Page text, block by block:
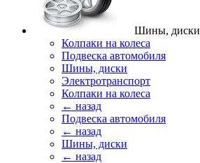
Шины, диски
Колпаки на колеса
Подвеска автомобиля
Шины, диски
Электротранспорт
Колпаки на колеса
← назад
Подвеска автомобиля
← назад
Шины, диски
← назад